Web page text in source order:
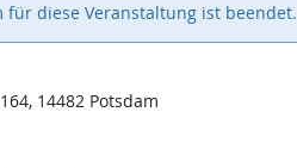
für diese Veranstaltung ist beendet.
14482 Potsdam